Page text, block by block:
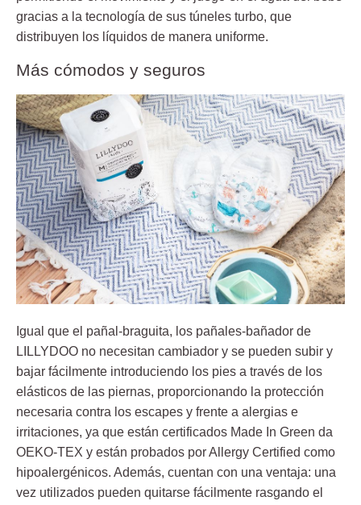
gracias a la tecnología de sus túneles turbo, que
distribuyen los líquidos de manera uniforme.
Más cómodos y seguros
Igual que el pañal-braguita, los pañales-bañador de
LILLYDOO no necesitan cambiador y se pueden subir y
bajar fácilmente introduciendo los pies a través de los
elásticos de las piernas, proporcionando la protección
necesaria contra los escapes y frente a alergias e
irritaciones, ya que están certificados Made In Green da
OEKO-TEX y están probados por Allergy Certified como
hipoalergénicos. Además, cuentan con una ventaja: una
vez utilizados pueden quitarse fácilmente rasgando el